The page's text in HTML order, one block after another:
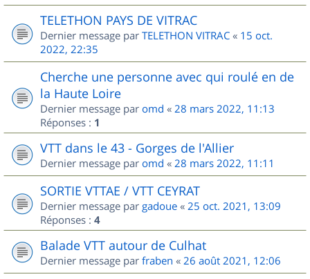
TELETHON PAYS DE VITRAC
Dernier message par TELETHON VITRAC « 15 oct.
2022, 22:35
Cherche une personne avec qui roulé en de
la Haute Loire
Dernier message par omd « 28 mars 2022, 11:13
Réponses : 1
VTT dans le 43 - Gorges de l'Allier
Dernier message par omd « 28 mars 2022, 11:11
SORTIE VTTAE / VTT CEYRAT
Dernier message par gadoue « 25 oct. 2021, 13:09
Réponses : 4
Balade VTT autour de Culhat
Dernier message par fraben « 26 août 2021, 12:06